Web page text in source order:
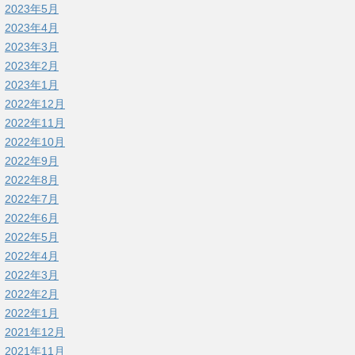
2023年5月
2023年4月
2023年3月
2023年2月
2023年1月
2022年12月
2022年11月
2022年10月
2022年9月
2022年8月
2022年7月
2022年6月
2022年5月
2022年4月
2022年3月
2022年2月
2022年1月
2021年12月
2021年11月